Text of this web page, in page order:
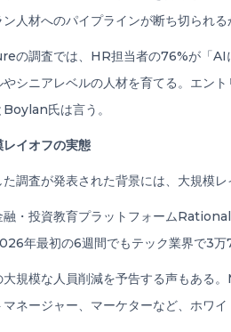
人材へのパイプラインが断ち切られる
の調査では、HR担当者の76%が「AI
やシニアレベルの人材を育てる。エン
Boylan氏は言う。
レイオフの実態
た調査が発表された背景には、大規模レ
融・投資教育プラットフォーム
年最初の6週間でもテック業界で3
大規模な人員削減を予告する声もあ
マネージャー、マーケターなど、ホワ